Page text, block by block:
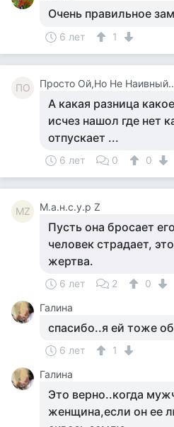
Очень правильное
6 лет 1
ПО Просто Ой,Но Не
А какая разница
исчез нашол где нет
отпускает ...
6 лет 0 0
МZ М.а.н.с.у.р Z
Пусть она бросает
человек страдает,
жертва.
6 лет 2
0
Галина
спасибо..я ей тоже
6 лет
1
Галина
Это верно..когда
женщина,если он ее